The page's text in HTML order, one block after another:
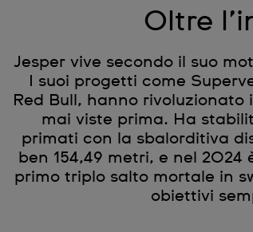
Oltre
Jesper vive secondo il suo
I suoi progetti come
Red Bull, hanno
mai viste prima. Ha
primati con la sbalorditiva
ben 154,49 metri, e nel 2024
primo triplo salto mortale in
obiettivi